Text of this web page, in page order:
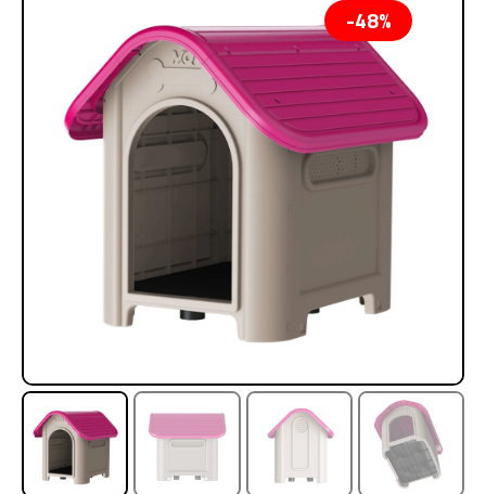
48%
11.790.000
Agregar al carrito
Leer más
50%